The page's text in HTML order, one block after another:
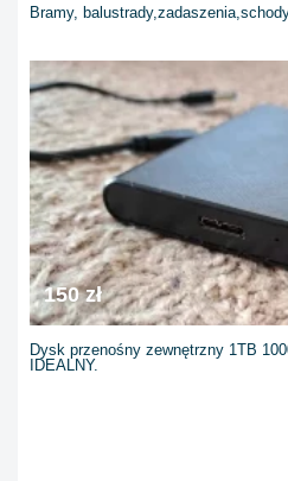
Bramy,
150 zł
Dysk przenośny zewnętrzny 1TB
IDEALNY.